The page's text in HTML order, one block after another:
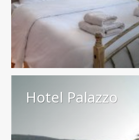
Hotel Palazzo